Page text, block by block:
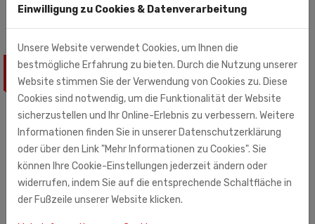
ÄHNLICHE PRODUKTE
Einwilligung zu Cookies & Datenverarbeitung
Unsere Website verwendet Cookies, um Ihnen die
bestmögliche Erfahrung zu bieten. Durch die Nutzung unserer
Website stimmen Sie der Verwendung von Cookies zu. Diese
Cookies sind notwendig, um die Funktionalität der Website
sicherzustellen und Ihr Online-Erlebnis zu verbessern. Weitere
Informationen finden Sie in unserer Datenschutzerklärung
oder über den Link "Mehr Informationen zu Cookies". Sie
können Ihre Cookie-Einstellungen jederzeit ändern oder
widerrufen, indem Sie auf die entsprechende Schaltfläche in
der Fußzeile unserer Website klicken.